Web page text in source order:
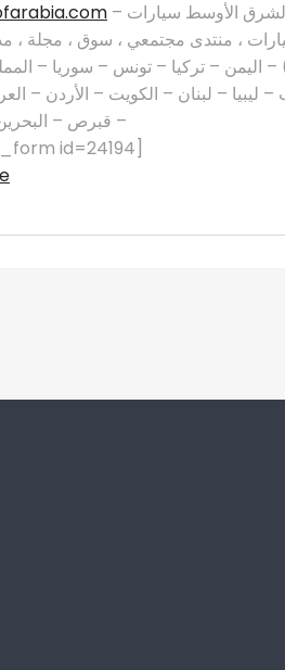
– الصفحة الرئيسية لعشاق السيارات الكلاسيكية في الشرق الأوسط سيارات
، منتدى مجتمعي ، سوق ، مجلة ،
– اليمن – تركيا – تونس – سوريا –
– لبنان – الكويت – الأردن –
– قبرص –
id=24194]